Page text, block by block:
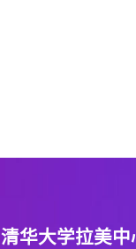
清华大学拉美中